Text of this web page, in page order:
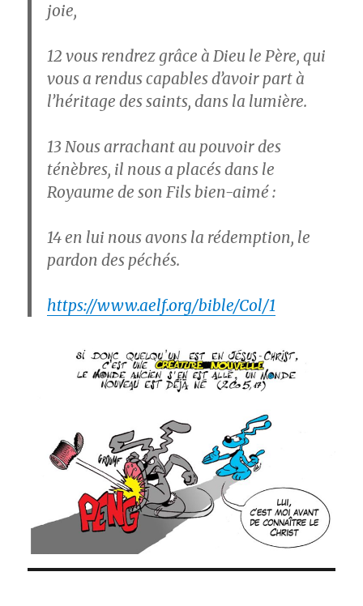
joie,
12 vous rendrez grâce à Dieu le Père, qui
vous a rendus capables d’avoir part à
l’héritage des saints, dans la lumière.
13 Nous arrachant au pouvoir des
ténèbres, il nous a placés dans le
Royaume de son Fils bien-aimé :
14en lui nous avons la rédemption, le
pardon des péchés.
https://www.aelf.org/bible/Col/1